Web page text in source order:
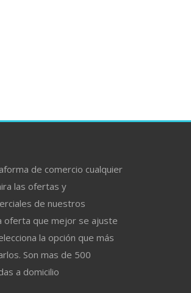
de comercio cualquier
las ofertas y
de nuestros
oferta que mejor se ajuste
la opción que más
Son mas de 500
a domicilio